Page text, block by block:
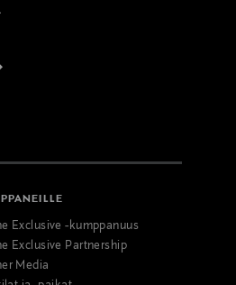
Exclusive -kumppanuus
Exclusive Partnership
Media